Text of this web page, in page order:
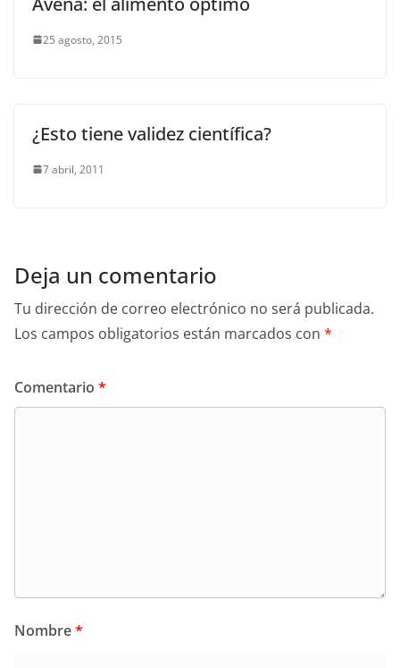
25 agosto, 2015
¿Esto tiene validez científica?
7 abril, 2011
Deja un comentario
Tu dirección de correo electrónico no será publicada.
Los campos obligatorios están marcados con *
Comentario *
Nombre*